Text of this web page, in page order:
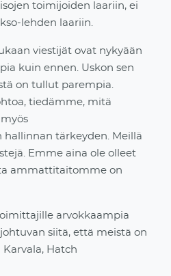
toimijoiden laariin, ei
lehden laariin.
viestijät ovat nykyään
kuin ennen. Uskon sen
on tullut parempia.
tiedämme, mitä
hallinnan tärkeyden. Meillä
. Emme aina ole olleet
ammattitaitomme on
arvokkaampia
siitä, että meistä on
Hatch